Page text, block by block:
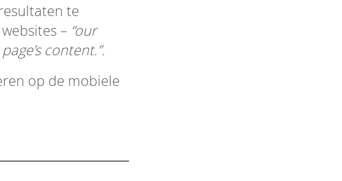
te
– “our
content.”.
op de mobiele